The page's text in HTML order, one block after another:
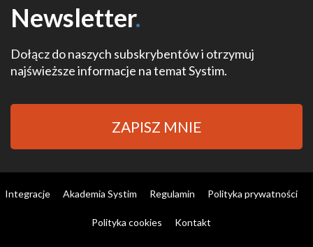
Newsletter.
Dołącz do naszych subskrybentów i otrzymuj
najświeższe informacje na temat Systim.
ZAPISZ MNIE
Integracje Akademia Systim Regulamin Polityka prywatności
Polityka cookies Kontakt